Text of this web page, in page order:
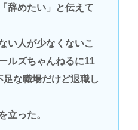
辞めたい」と伝えて
い人が少なくないこ
ルズちゃんねるに11
足な職場だけど退職し
立った。